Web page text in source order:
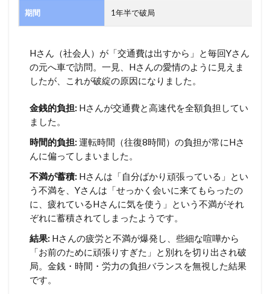
期間 1年半で破局
Hさん（社会人）が「交通費は出すから」と毎回Yさん
の元へ車で訪問。一見、Hさんの愛情のように見えま
したが、これが破綻の原因になりました。
金銭的負担: Hさんが交通費と高速代を全額負担してい
ました。
時間的負担: 運転時間（往復8時間）の負担が常にHさ
んに偏ってしまいました。
不満が蓄積: Hさんは「自分ばかり頑張っている」とい
う不満を、Yさんは「せっかく会いに来てもらったの
に、疲れているHさんに気を使う」という不満がそれ
ぞれに蓄積されてしまったようです。
結果: Hさんの疲労と不満が爆発し、些細な喧嘩から
「お前のために頑張りすぎた」と別れを切り出され破
局。金銭・時間・労力の負担バランスを無視した結果
です。